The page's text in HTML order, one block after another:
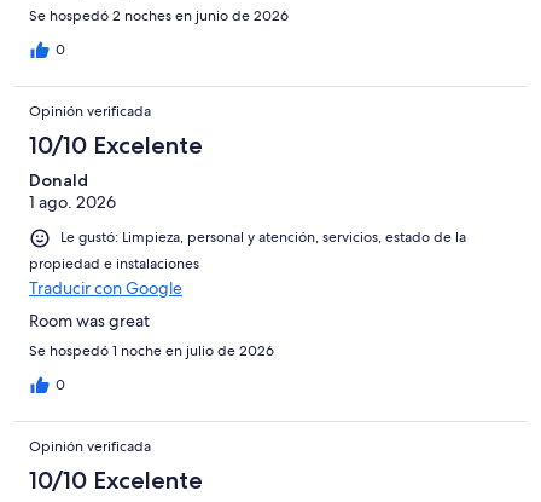
Se hospedó 2 noches en junio de 2026
0
Opinión verificada
10/10 Excelente
Donald
1 ago. 2026
Le gustó: Limpieza, personal y atención, servicios, estado de la
propiedad e instalaciones
Traducir con Google
Room was great
Se hospedó 1 noche en julio de 2026
0
Opinión verificada
10/10 Excelente